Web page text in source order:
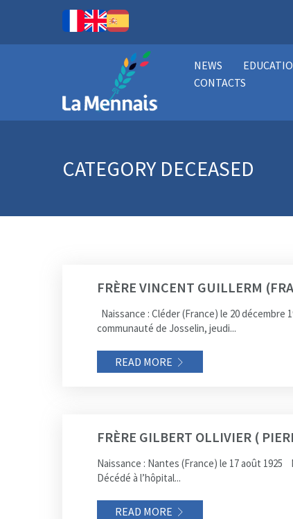
NEWS
CONTACTS
CATEGORY DECEASED
FRÈRE VINCENT GUILLERM
Naissance : Cléder (France) le 20
communauté de Josselin, jeudi...
READ MORE
FRÈRE GILBERT OLLIVIER (
Naissance : Nantes (France) le 17 août
Décédé à l’hôpital...
READ MORE